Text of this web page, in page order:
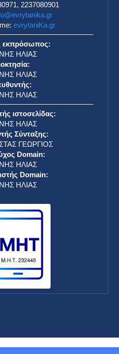
2237080901
evrytaniKa.gr
εκπρόσωπος:
ΗΛΙΑΣ
ΗΛΙΑΣ
ΗΛΙΑΣ
ιστοσελίδας:
ΗΛΙΑΣ
Σύνταξης:
ΓΕΩΡΓΙΟΣ
Domain:
ΗΛΙΑΣ
Domain:
ΗΛΙΑΣ